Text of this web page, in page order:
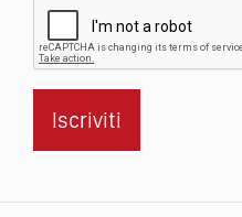
Iscriviti